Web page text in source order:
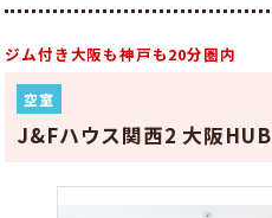
ジム付き大阪も神戸も20分圏内
空室
J&Fハウス関西2 大阪HUB